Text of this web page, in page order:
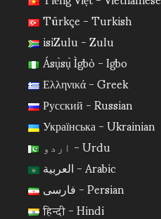
Türkçe - Turkish
isiZulu - Zulu
Ásụ̀sụ̀ Ìgbò - Igbo
Ελληνικά - Greek
Русский - Russian
Українська - Ukrainian
اردو - Urdu
العربية - Arabic
فارسی - Persian
हिन्दी - Hindi